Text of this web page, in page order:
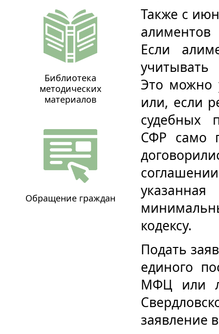
Также с
Если
учитывать
Это можно
или, если
судебных
СФР само
кодексу.
Подать
единого
МФЦ или
заявление
Библиотека
методических
материалов
Обращение граждан